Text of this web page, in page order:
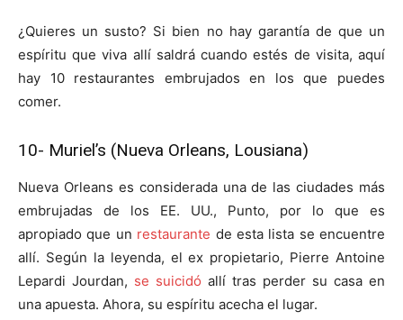
¿Quieres un susto? Si bien no hay garantía de que un
espíritu que viva allí saldrá cuando estés de visita, aquí
hay 10 restaurantes embrujados en los que puedes
comer.
10- Muriel’s (Nueva Orleans, Lousiana)
Nueva Orleans es considerada una de las ciudades más
embrujadas de los EE. UU., Punto, por lo que es
apropiado que un restaurante de esta lista se encuentre
allí. Según la leyenda, el ex propietario, Pierre Antoine
Lepardi Jourdan, se suicidó allí tras perder su casa en
una apuesta. Ahora, su espíritu acecha el lugar.